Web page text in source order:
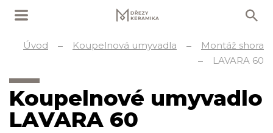
Úvod Koupelnová umyvadla
Montáž shora
LAVARA 60
Koupelnové umyvadlo
LAVARA 60